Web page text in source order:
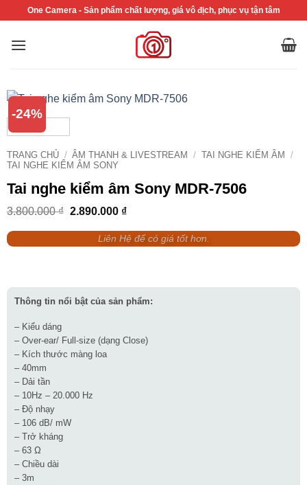
nội
One Camera - Sản phẩm chất lượng, giá vô địch, phục vụ tận tâm
-24%
TRANG CHỦ / ÂM THANH & LIVESTREAM / TAI NGHE KIỂM ÂM
/
TAI NGHE KIỂM ÂM SONY
Tai nghe kiểm âm Sony MDR-7506
3.800.000₫ Giá
là:
3.800.000 ₫.
2.890.000 ₫Giá
tại
là:
Liên Hệ để có giá tốt hơn.
Thông tin nổi bật của sản phẩm:
– Kiểu dáng
– Over-ear/ Full-size (dạng Close)
– Kích thước màng loa
– 40mm
– Dải tần
– 10Hz – 20.000 Hz
– Độ nhạy
– 106 dB/ mW
– Trở kháng
– 63 Ω
– Chiều dài
– 3m